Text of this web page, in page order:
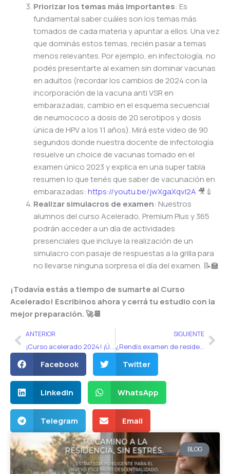
Priorizar los temas más importantes: Es
fundamental saber cuáles son los temas más
tomados de cada materia y apuntar a ellos. Una vez
que dominás estos temas, recién pasar a temas
menos relevantes. Por ejemplo, en infectología, no
podés presentarte al examen sin dominar vacunas
en adultos (recordar los cambios de 2024 con la
incorporación de la vacuna anti VSR en
embarazadas, cambio en el esquema secuencial
de neumococo a dosis de 20 serotipos y dosis
única de HPV a los 11 años). Mirá este video de 90
segundos donde nuestra docente de infectología
resuelve un choice de vacunas tomado en el
examen único 2023 y explica en una super tabla
resumen lo que tenés que saber de vacunación en
embarazadas: https://youtu.be/jwXgaXqvI2A 🎥💉
Realizar simulacros de examen: Nuestros
alumnos del curso Acelerado, Premium Plus y 365
podrán acceder a un día de actividades
presenciales que incluye la realización de un
simulacro con pasaje de respuestas a la grilla para
no llevarse ninguna sorpresa el día del examen. 📝🏫
¡Todavía estás a tiempo de sumarte al Curso
Acelerado! Escribinos ahora y cerrá tu estudio con la
mejor preparación. 🚀📆
AntANTERIOR
¡Curso acelerado 2024! ¡Últimos días! 🚀
SIGUIENTE
¿Rendís examen de residencias ahora en 2024 o en 2025? 🎓📅
Facebook Twitter
LinkedIn WhatsApp
Telegram Email
BLOG